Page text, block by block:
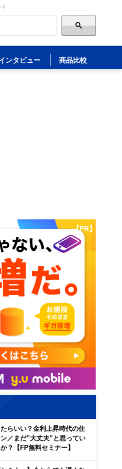
ンタビュー 商品比較
【PR】
たらいい？金利上昇時代の住
／まだ”大丈夫”と思ってい
？【FP無料セミナー】